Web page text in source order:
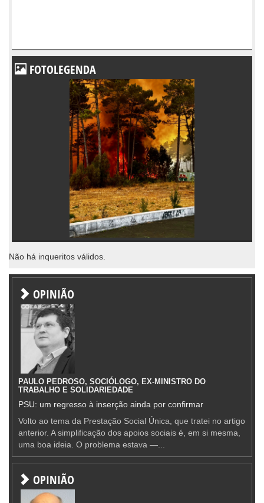
FOTOLEGENDA
Não há inqueritos válidos.
OPINIÃO
PAULO PEDROSO, SOCIÓLOGO, EX-MINISTRO DO
TRABALHO E SOLIDARIEDADE
PSU: um regresso à inserção ainda por confirmar
Volto ao tema da Prestação Social Única, que tratei no artigo
anterior. A simplificação dos apoios sociais é, em si mesma,
uma boa ideia. O problema estava —...
OPINIÃO